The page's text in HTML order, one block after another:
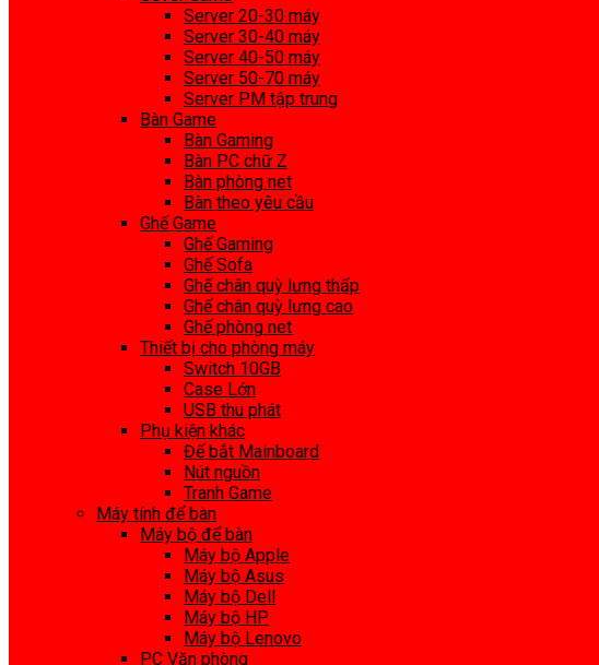
Server 20-30 máy
Server 30-40 máy
Server 40-50 máy
Server 50-70 máy
Server PM tập trung
Bàn Game
Bàn Gaming
Bàn PC chữ Z
Bàn phòng net
Bàn theo yêu cầu
Ghế Game
Ghế Gaming
Ghế Sofa
Ghế chân quỳ lưng thấp
Ghế chân quỳ lưng cao
Ghế phòng net
Thiết bị cho phòng máy
Switch 10GB
Case Lớn
USB thu phát
Phụ kiện khác
Đế bắt Mainboard
Nút nguồn
Tranh Game
Máy tính để bàn
Máy bộ để bàn
Máy bộ Apple
Máy bộ Asus
Máy bộ Dell
Máy bộ HP
Máy bộ Lenovo
PC Văn phòng